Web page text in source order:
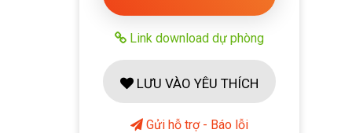
Link download dự phòng
LƯU VÀO YÊU THÍCH
Gửi hỗ trợ - Báo lỗi